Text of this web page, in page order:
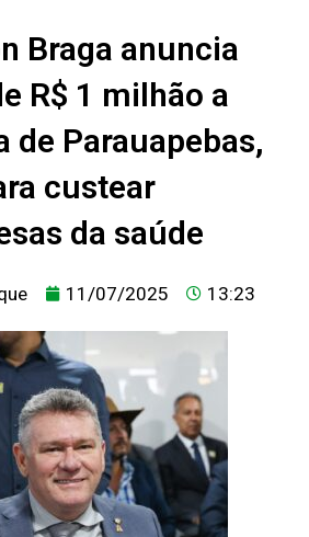
Braga anuncia
R$ 1 milhão a
de Parauapebas,
custear
da saúde
11/07/2025 13:23